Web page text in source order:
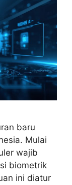
baru
Mulai
wajib
biometrik
ini diatur